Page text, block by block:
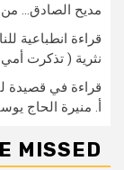
مديح الصادق… من
قراءة انطباعية
نثرية ( تذكرت
قراءة في قصيدة
أ. منيرة الحاج
MISSED